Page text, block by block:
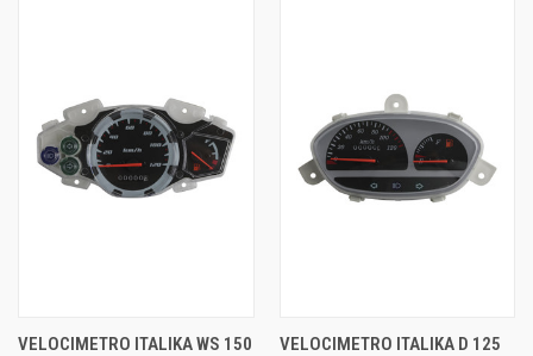
VELOCIMETRO ITALIKA WS 150
VELOCIMETRO ITALIKA D 125